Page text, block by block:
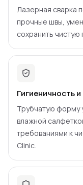
Лазерная сварка
прочные швы,
сохранить
Гигиеничность
Трубчатую форму
влажной
требованиями к
Clinic.